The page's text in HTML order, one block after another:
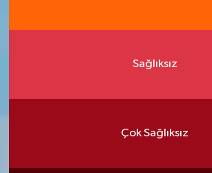
Sağlıksız
Çok Sağlıksız